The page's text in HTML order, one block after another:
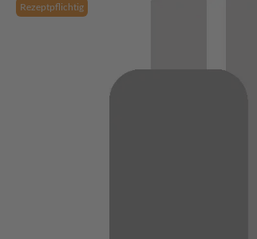
Rezeptpflichtig